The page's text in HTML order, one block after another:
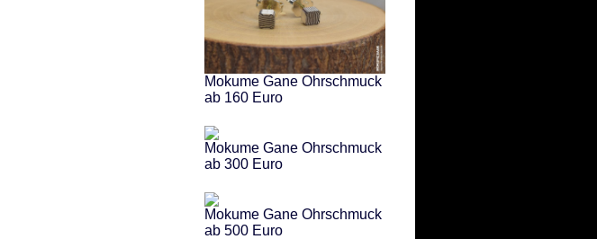
Mokume Gane Ohrschmuck
ab 160 Euro
Mokume Gane Ohrschmuck
ab 300 Euro
Mokume Gane Ohrschmuck
ab 500 Euro